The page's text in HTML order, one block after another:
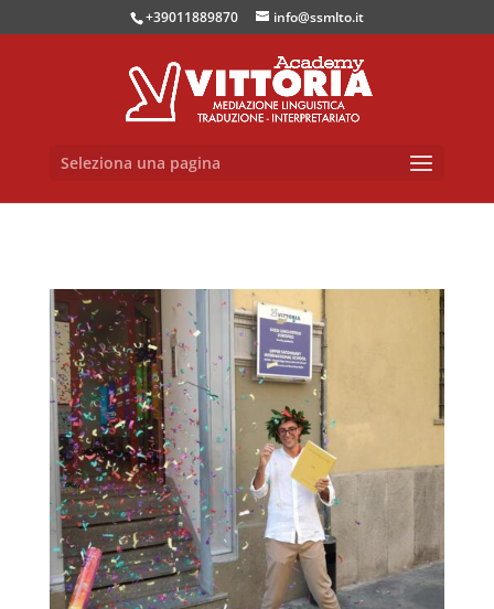
+39011889870 info@ssmlto.it
Seleziona una pagina